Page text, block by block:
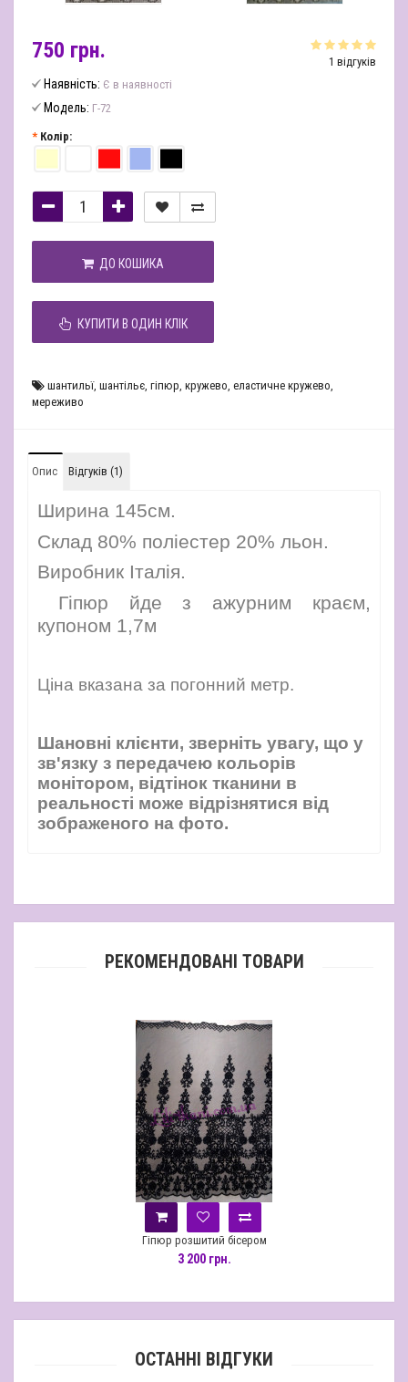
1 відгуків
750 грн.
Наявність: Є в наявності
Модель: Г-72
Колір:
ДО КОШИКА
КУПИТИ В ОДИН КЛІК
шантильї, шантільє, гіпюр, кружево, еластичне кружево,
мереживо
Опис Відгуків (1)
Ширина 145см.
Склад 80% поліестер 20% льон.
Виробник Італія.
Гіпюр йде з ажурним краєм,
купоном 1,7м
Ціна вказана за погонний метр.
Шановні клієнти, зверніть увагу, що у
зв'язку з передачею кольорів
монітором, відтінок тканини в
реальності може відрізнятися від
зображеного на фото.
РЕКОМЕНДОВАНІ ТОВАРИ
Гіпюр розшитий бісером
ОСТАННІ ВІДГУКИ